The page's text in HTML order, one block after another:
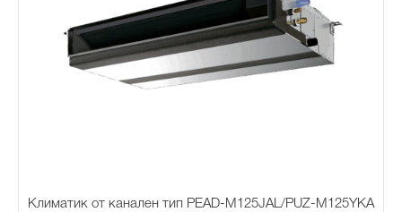
Климатик от канален тип PEAD-M125JAL/PUZ-M125YKA